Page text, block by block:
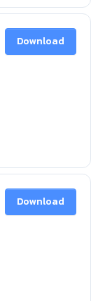
Download
Download